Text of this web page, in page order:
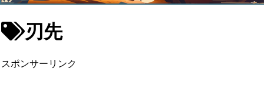
刃先
スポンサーリンク